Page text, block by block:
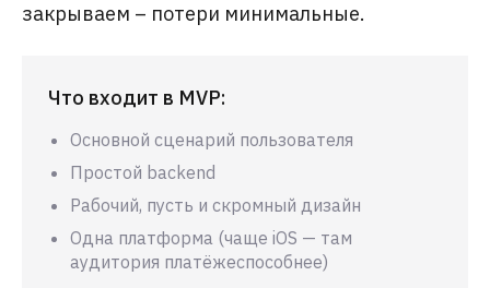
закрываем – потери минимальные.
Что входит в MVP:
Основной сценарий пользователя
Простой backend
Рабочий, пусть и скромный дизайн
Одна платформа (чаще iOS — там
аудитория платёжеспособнее)